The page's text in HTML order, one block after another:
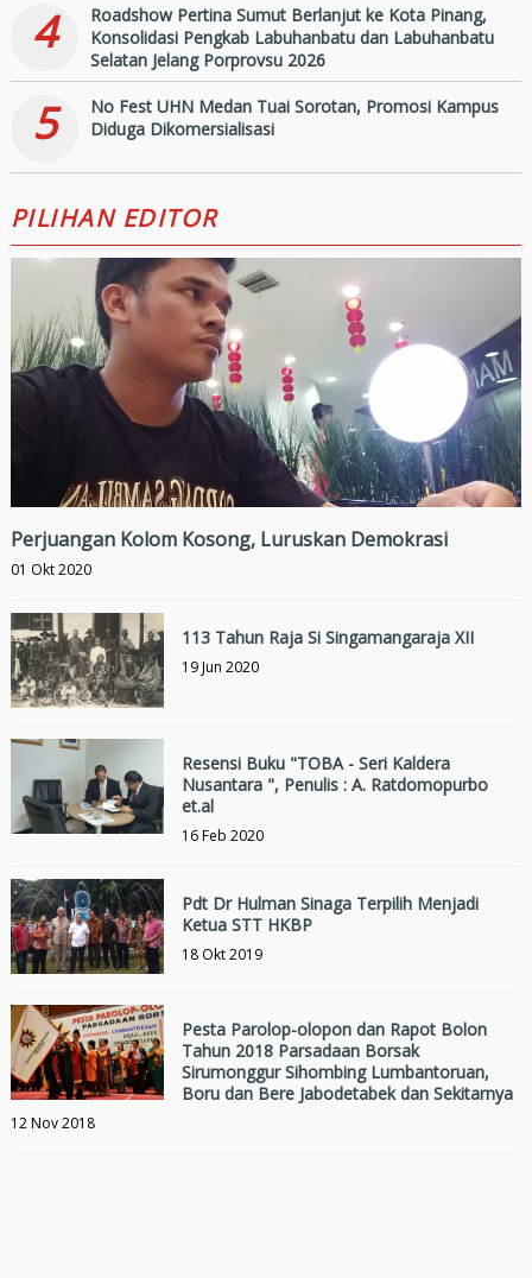
4
Roadshow Pertina Sumut Berlanjut ke Kota Pinang,
Konsolidasi Pengkab Labuhanbatu dan Labuhanbatu
Selatan Jelang Porprovsu 2026
5
No Fest UHN Medan Tuai Sorotan, Promosi Kampus
Diduga Dikomersialisasi
PILIHAN EDITOR
Perjuangan Kolom Kosong, Luruskan Demokrasi
01 Okt 2020
113 Tahun Raja Si Singamangaraja XII
19 Jun 2020
Resensi Buku "TOBA - Seri Kaldera
Nusantara ", Penulis : A. Ratdomopurbo
et.al
16 Feb 2020
Pdt Dr Hulman Sinaga Terpilih Menjadi
Ketua STT HKBP
18 Okt 2019
Pesta Parolop-olopon dan Rapot Bolon
Tahun 2018 Parsadaan Borsak
Sirumonggur Sihombing Lumbantoruan,
Boru dan Bere Jabodetabek dan Sekitarnya
12 Nov 2018